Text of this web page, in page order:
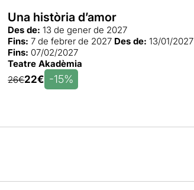
Una història d’amor
Des de: 13 de gener de 2027
Fins: 7 de febrer de 2027 Des de: 13/01/2027
Fins: 07/02/2027
Teatre Akadèmia
26€22€ -15%